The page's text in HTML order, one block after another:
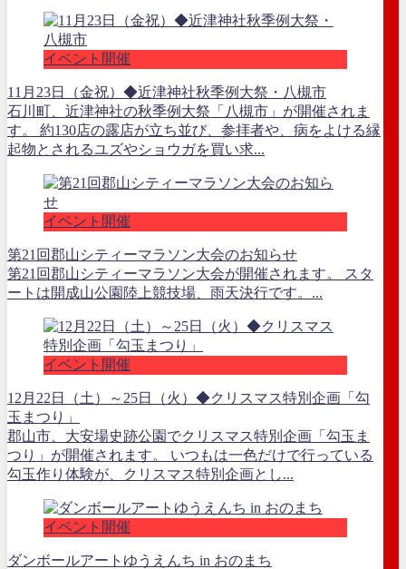
イベント開催
11月23日（金祝）◆近津神社秋季例大祭・八槻市
石川町、近津神社の秋季例大祭「八槻市」が開催されま
す。 約130店の露店が立ち並び、参拝者や、病をよける縁
起物とされるユズやショウガを買い求...
イベント開催
第21回郡山シティーマラソン大会のお知らせ
第21回郡山シティーマラソン大会が開催されます。 スタ
ートは開成山公園陸上競技場、雨天決行です。...
イベント開催
12月22日（土）～25日（火）◆クリスマス特別企画「勾
玉まつり」
郡山市、大安場史跡公園でクリスマス特別企画「勾玉ま
つり」が開催されます。 いつもは一色だけで行っている
勾玉作り体験が、クリスマス特別企画とし...
イベント開催
ダンボールアートゆうえんち in おのまち